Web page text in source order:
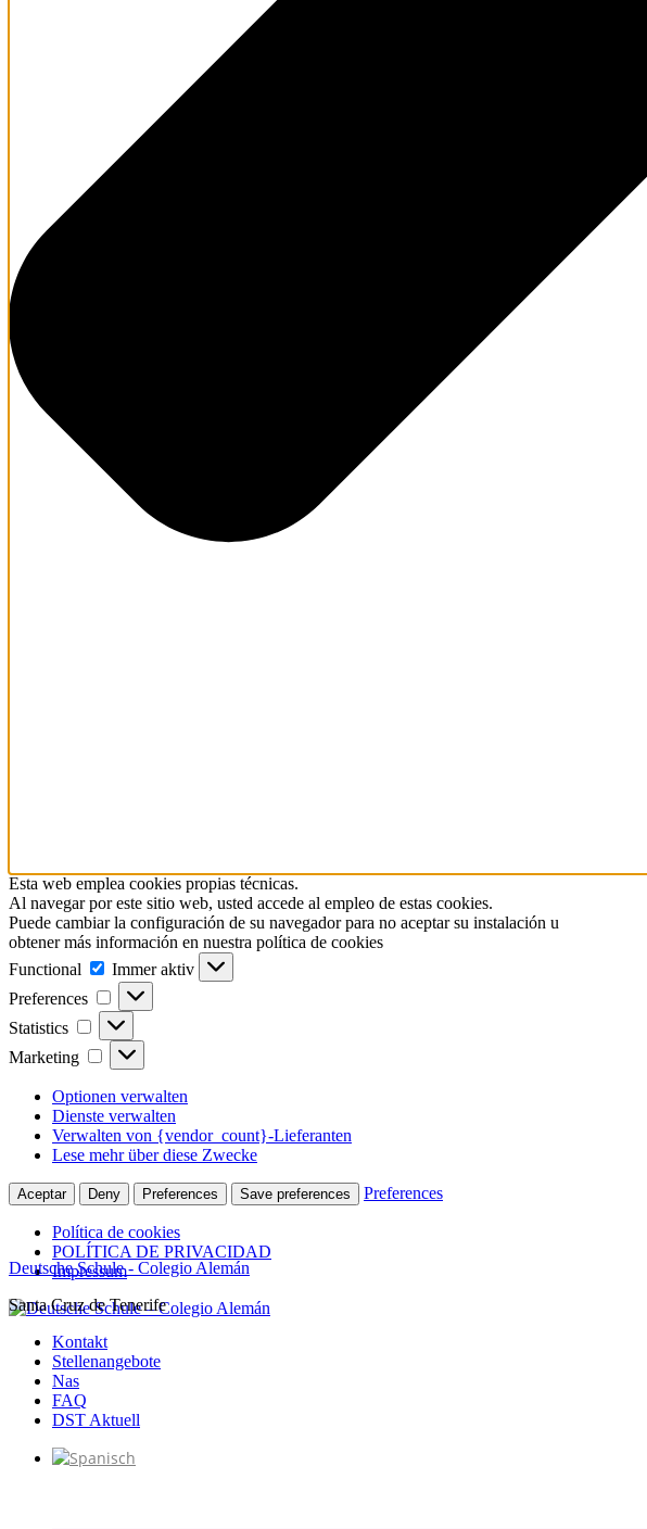
Esta web emplea cookies propias técnicas.
Al navegar por este sitio web, usted accede al empleo de estas cookies.
Puede cambiar la configuración de su navegador para no aceptar su instalación u
obtener más información en nuestra política de cookies
Functional
Functional
Immer aktiv
Preferences
Preferences
Statistics Statistics
Marketing Marketing
Optionen verwalten
Dienste verwalten
Verwalten von {vendor_count}-Lieferanten
Lese mehr über diese Zwecke
Aceptar Deny Preferences Save preferences Preferences
Política de cookies
POLÍTICA DE PRIVACIDAD
Impressum
Zum
springen
Deutsche Schule - Colegio Alemán
Santa Cruz de Tenerife
Kontakt
Stellenangebote
Nas
FAQ
DST Aktuell